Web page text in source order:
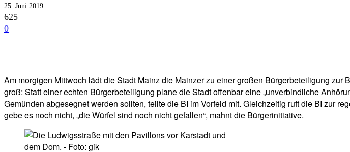
25. Juni 2019
625
0
Am morgigen Mittwoch lädt die Stadt Mainz die Mainzer zu einer großen Bürgerbeteiligung
groß: Statt einer echten Bürgerbeteiligung plane die Stadt offenbar eine „unverbindliche
Gemünden abgesegnet werden sollten, teilte die BI im Vorfeld mit. Gleichzeitig ruft die BI zur
gebe es noch nicht, „die Würfel sind noch nicht gefallen“, mahnt die Bürgerinitiative.